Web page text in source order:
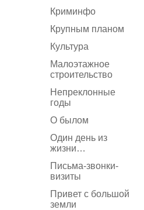
Криминфо
Крупным планом
Культура
Малоэтажное
строительство
Непреклонные
годы
О былом
Один день из
жизни…
Письма-звонки-
визиты
Привет с большой
земли